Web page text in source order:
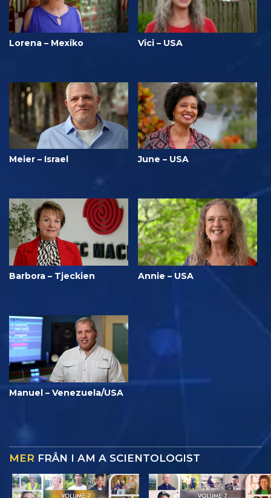
Lorena – Mexiko Vici – USA
Meier – Israel June – USA
Barbora – Tjeckien Annie – USA
Manuel – Venezuela/USA
MER FRÅN I AM A SCIENTOLOGIST